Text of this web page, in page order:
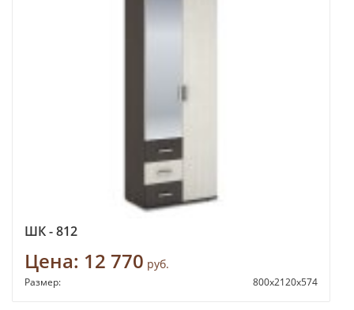
ШК - 812
Цена: 12 770 руб.
Размер: 800х2120х574